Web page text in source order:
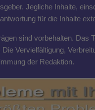
Jegliche Inhalte,
für die Inhalte
sind vorbehalten.
Vervielfältigung,
der Redaktion.